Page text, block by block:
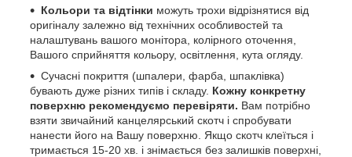
Кольори та відтінки можуть трохи відрізнятися від
оригіналу залежно від технічних особливостей та
налаштувань вашого монітора, колірного оточення,
Вашого сприйняття кольору, освітлення, кута огляду.
Сучасні покриття (шпалери, фарба, шпаклівка)
бувають дуже різних типів і складу. Кожну конкретну
поверхню рекомендуємо перевіряти. Вам потрібно
взяти звичайний канцелярський скотч і спробувати
нанести його на Вашу поверхню. Якщо скотч клеїться і
тримається 15-20 хв. і знімається без залишків поверхні,